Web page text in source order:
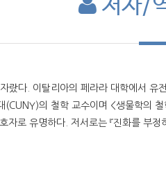
저자/
랐다. 이탈리아의 페라라 대학에서
(CUNY)의 철학 교수이며 <생물학
자로 유명하다. 저서로는 『진화를 부